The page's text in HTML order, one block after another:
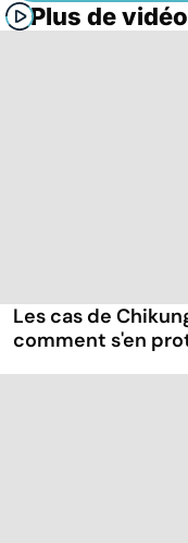
Plus de
Les cas de
comment s'en